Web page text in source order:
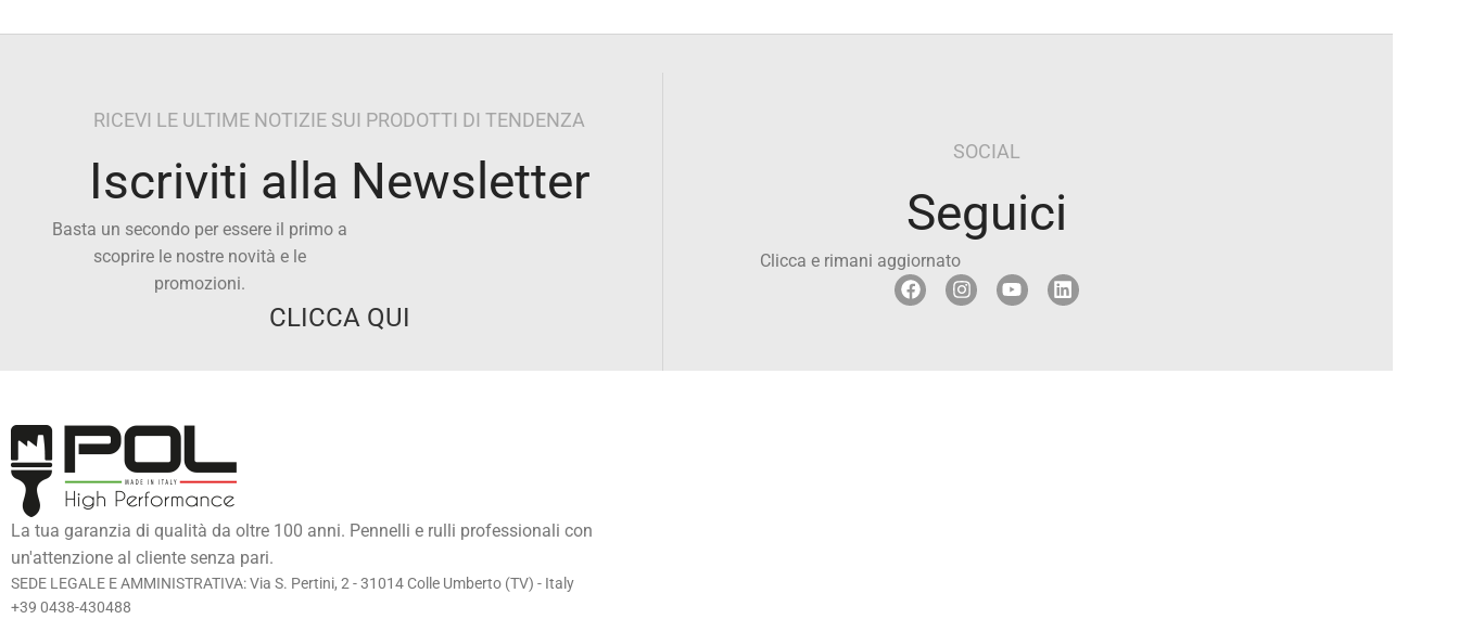
RICEVI LE ULTIME NOTIZIE SUI PRODOTTI DI TENDENZA
Iscriviti alla Newsletter
Basta un secondo per essere il primo a
scoprire le nostre novità e le
promozioni.
CLICCA QUI
SOCIAL
Seguici
Clicca e rimani aggiornato
La tua garanzia di qualità da oltre 100 anni. Pennelli e rulli professionali con
un'attenzione al cliente senza pari.
SEDE LEGALE E AMMINISTRATIVA: Via S. Pertini, 2 - 31014 Colle Umberto (TV) - Italy
+39 0438-430488